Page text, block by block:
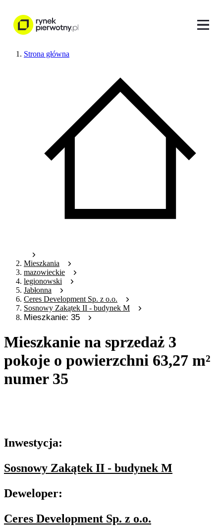
Strona główna
Mieszkania
mazowieckie
legionowski
Jabłonna
Ceres Development Sp. z o.o.
Sosnowy Zakątek II - budynek M
Mieszkanie: 35
Mieszkanie na sprzedaż 3
pokoje o powierzchni 63,27 m²
numer 35
Inwestycja:
Sosnowy Zakątek II - budynek M
Deweloper:
Ceres Development Sp. z o.o.